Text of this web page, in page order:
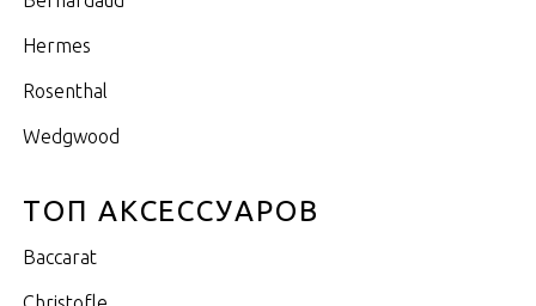
Hermes
Rosenthal
Wedgwood
ТОП АКСЕССУАРОВ
Baccarat